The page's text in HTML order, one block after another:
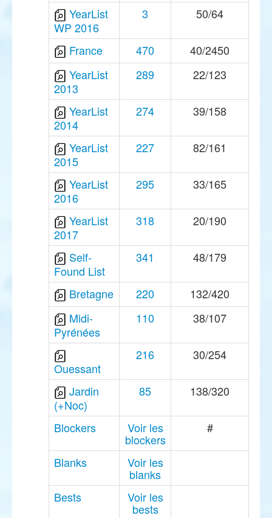
YearList
WP 2016
3 50/64
France 470
40/2450
YearList
2013
289 22/123
YearList
2014
274 39/158
YearList
2015
227 82/161
YearList
2016
295 33/165
YearList
2017
318 20/190
Self-
Found List
341 48/179
Bretagne 220
132/420
Midi-
Pyrénées
110 38/107
Ouessant
216 30/254
Jardin
(+Noc)
85 138/320
Blockers Voir les
blockers
#
Blanks Voir les
blanks
Bests
Voir les
bests